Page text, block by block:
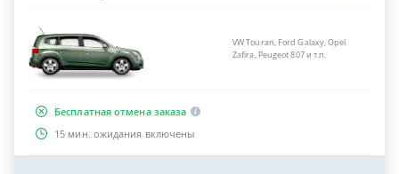
VW Touran, Ford Galaxy, Opel
Zafira, Peugeot 807 и т.п.
Бесплатная отмена заказа
15 мин. ожидания включены